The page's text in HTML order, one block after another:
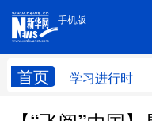
手机版
首页 学习进行时
手机版